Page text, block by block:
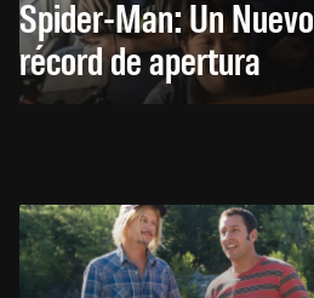
Spider-Man: Un
récord de apertura